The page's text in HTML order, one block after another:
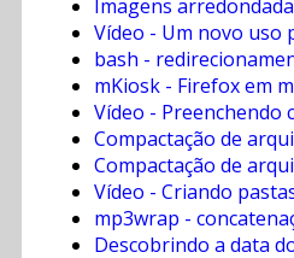
Imagens
Vídeo - Um novo uso
bash -
mKiosk - Firefox em
Vídeo - Preenchendo
Compactação de
Compactação de
Vídeo - Criando
mp3wrap -
Descobrindo a data